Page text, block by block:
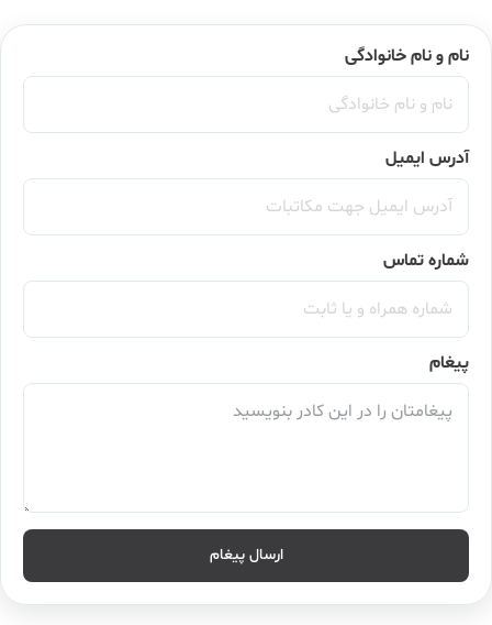
نام و نام خانوادگی
آدرس ایمیل
شماره تماس
پیغام
ارسال پیغام